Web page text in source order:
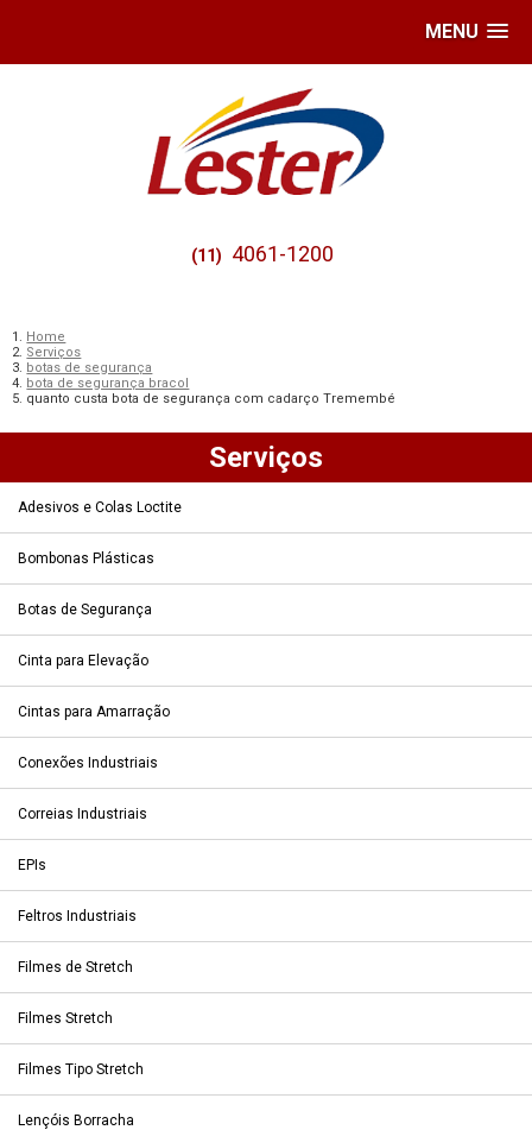
MENU
(11) 4061-1200
Home
Serviços
botas de segurança
bota de segurança bracol
quanto custa bota de segurança com cadarço Tremembé
Serviços
Adesivos e Colas Loctite
Bombonas Plásticas
Botas de Segurança
Cinta para Elevação
Cintas para Amarração
Conexões Industriais
Correias Industriais
EPIs
Feltros Industriais
Filmes de Stretch
Filmes Stretch
Filmes Tipo Stretch
Lençóis Borracha